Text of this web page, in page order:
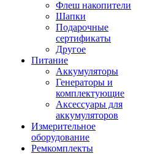
Флеш накопители
Шапки
Подарочные
сертификаты
Другое
Питание
Аккумуляторы
Генераторы и
комплектующие
Аксессуары для
аккумуляторов
Измерительное
оборудование
Ремкомплекты